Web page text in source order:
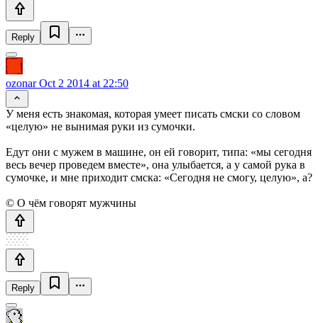
Reply
ozonarOct 2 2014 at 22:50
У меня есть знакомая, которая умеет писать смски со словом
«целую» не вынимая руки из сумочки.
Едут они с мужем в машине, он ей говорит, типа: «мы сегодня
весь вечер проведем вместе», она улыбается, а у самой рука в
сумочке, и мне приходит смска: «Сегодня не смогу, целую», а?
© О чём говорят мужчины
Reply